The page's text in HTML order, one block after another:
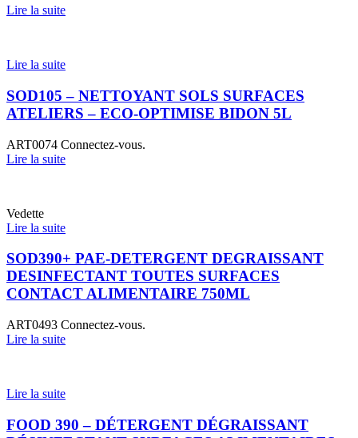
Lire la suite
Lire la suite
SOD105 – NETTOYANT SOLS SURFACES
ATELIERS – ECO-OPTIMISE BIDON 5L
ART0074 Connectez-vous.
Lire la suite
Vedette
Lire la suite
SOD390+ PAE-DETERGENT DEGRAISSANT
DESINFECTANT TOUTES SURFACES
CONTACT ALIMENTAIRE 750ML
ART0493 Connectez-vous.
Lire la suite
Lire la suite
FOOD 390 – DÉTERGENT DÉGRAISSANT